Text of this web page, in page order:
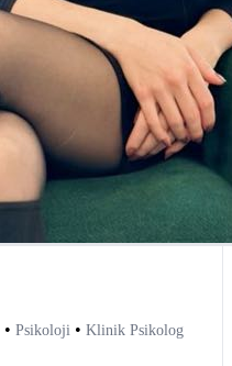
• Psikoloji • Klinik Psikolog